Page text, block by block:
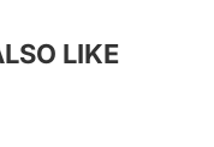
LIKE